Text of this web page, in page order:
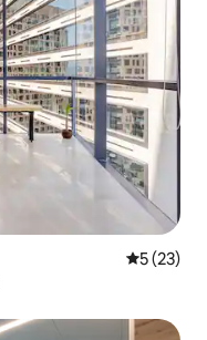
5 ರಲ್ಲಿ 5
5 (23)